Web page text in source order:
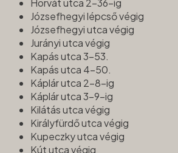
Horvát utca 2-36-ig
Józsefhegyi lépcső végig
Józsefhegyi utca végig
Jurányi utca végig
Kapás utca 3-53.
Kapás utca 4-50.
Káplár utca 2-8-ig
Káplár utca 3-9-ig
Kilátás utca végig
Királyfürdő utca végig
Kupeczky utca végig
Kút utca végig